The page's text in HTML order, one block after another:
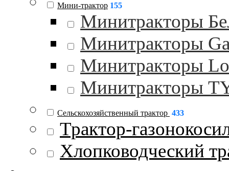
Мини-трактор 155
Минитракторы
Минитракторы
Минитракторы
Минитракторы
Сельскохозяйственный трактор 433
Трактор-
Хлопководческий